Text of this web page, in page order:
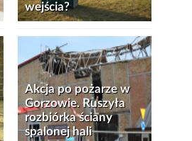
wejścia?
Akcja po pożarze w
Gorzowie. Ruszyła
rozbiórka ściany
spalonej hali